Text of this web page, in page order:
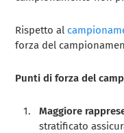
Rispetto al
forza del
Punti di forza del
Maggiore
stratificato